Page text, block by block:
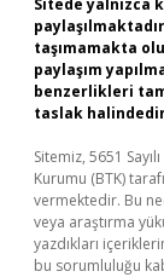
Sitede yalnızca
taşımamakta
paylaşım
benzerlikleri
taslak
Sitemiz, 5651
Kurumu (BTK)
vermektedir. Bu
veya araştırma
yazdıkları
bu sorumluluğu